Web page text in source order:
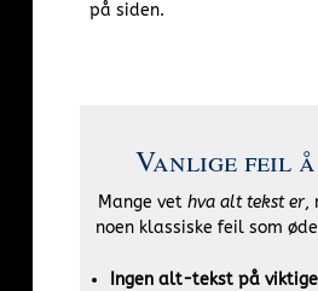
på siden.
Vanlige feil
Mange vet hva alt tekst er,
noen klassiske feil som
Ingen alt-tekst på